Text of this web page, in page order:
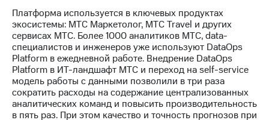
Акционерный
капитал
Контроль
и
аудит
Рынок
акций
Описание
Платформа используется в ключевых продуктах
экосистемы: МТС Маркетолог, МТС Travel и других
сервисах МТС. Более 1000 аналитиков МТС, data-
специалистов и инженеров уже используют DataOps
Platform в ежедневной работе. Внедрение DataOps
Platform в ИТ-ландшафт МТС и переход на self-service
модель работы с данными позволили в три раза
сократить расходы на содержание централизованных
аналитических команд и повысить производительность
в пять раз. При этом качество и точность прогнозов при